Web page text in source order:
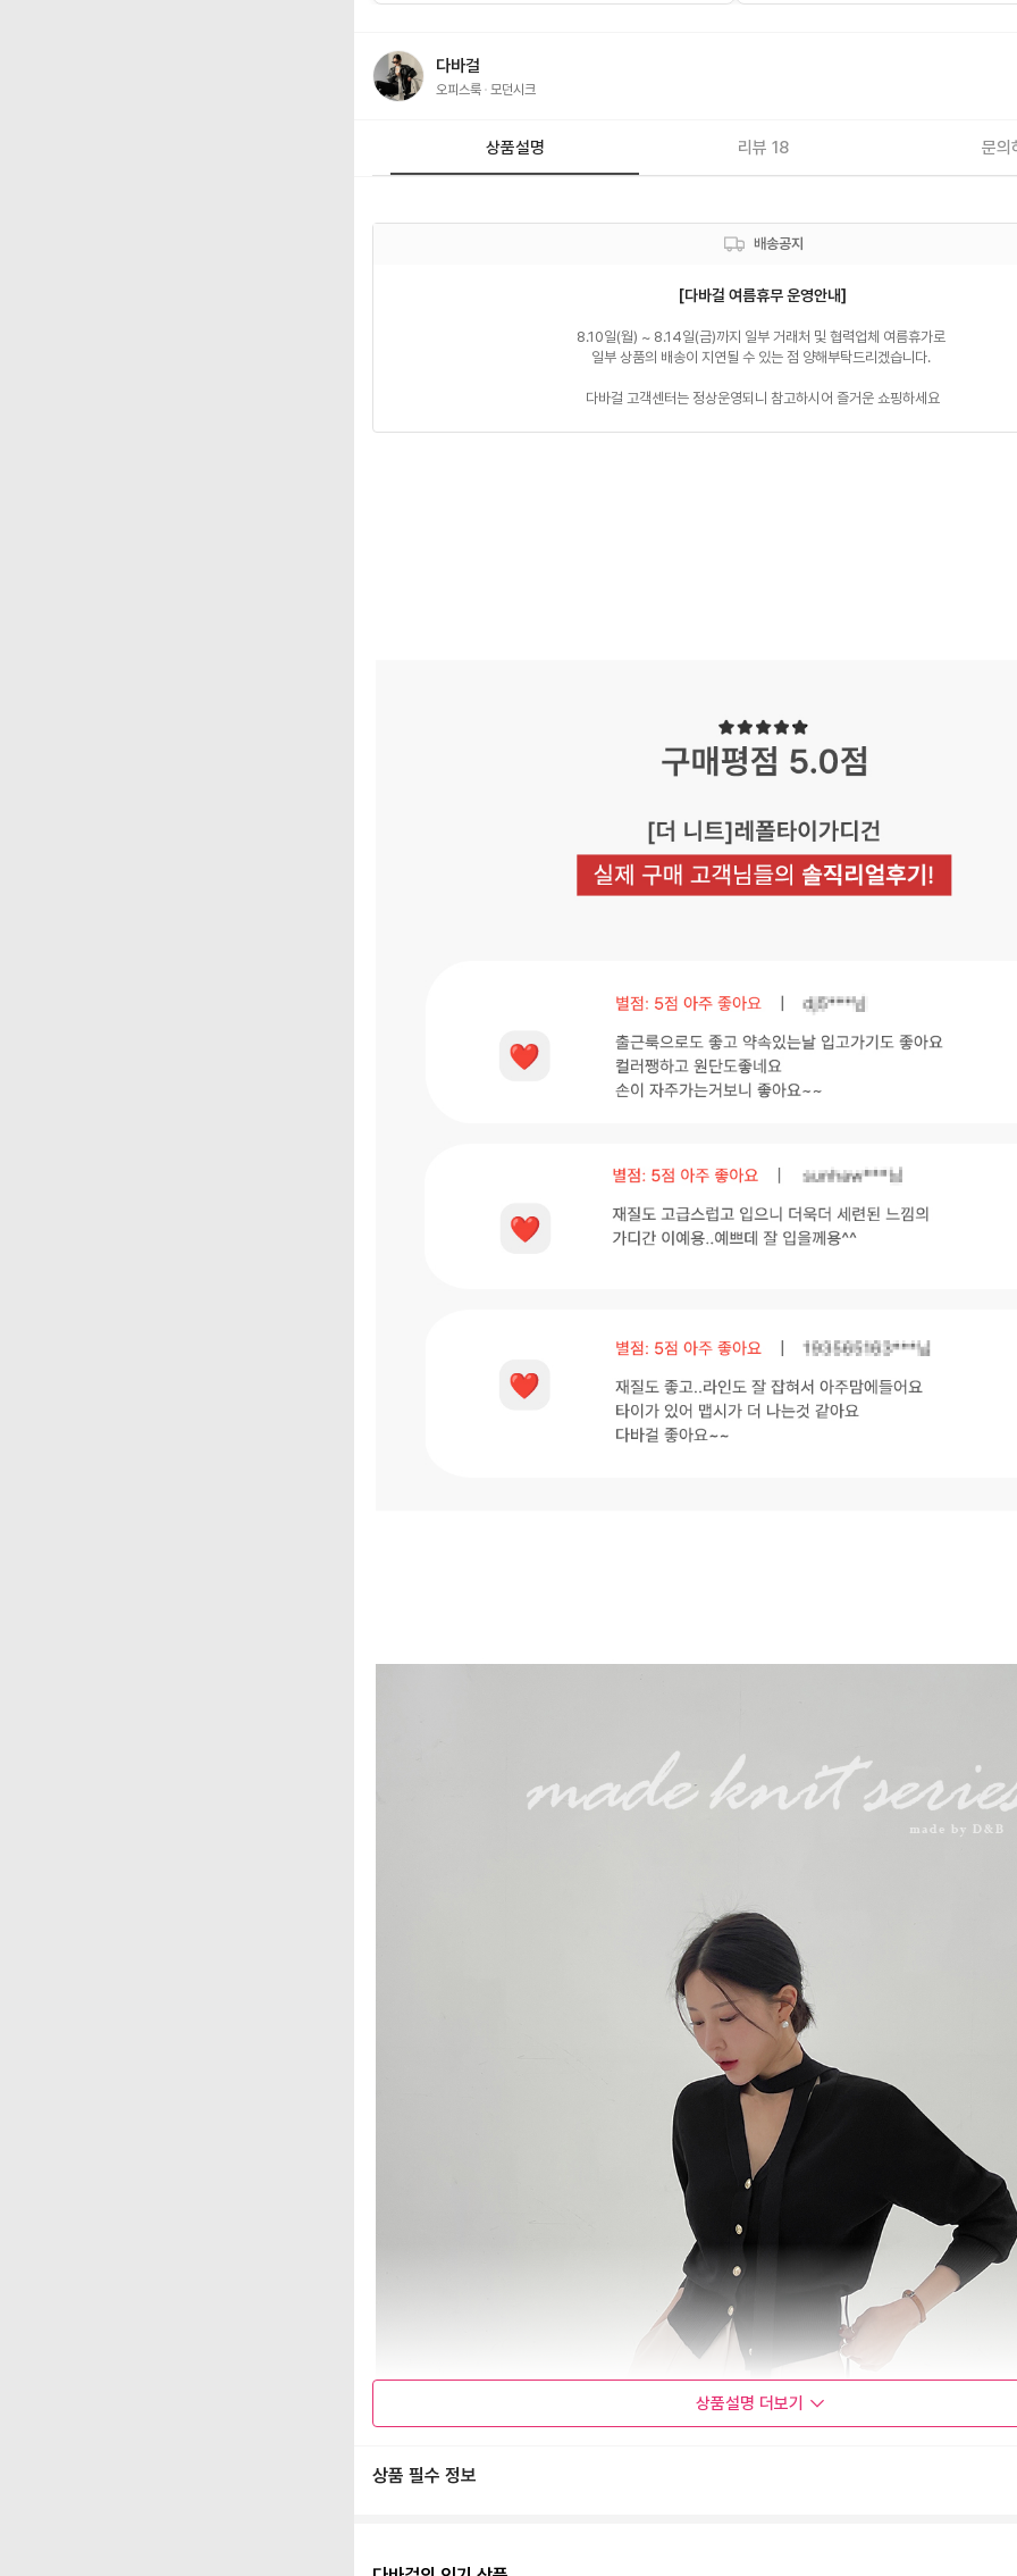
다바걸
오피스룩 모던시크
상품설명 리뷰 18 문의
배송공지
[다바걸 여름휴무 운영안내]
8.10일(월) ~ 8.14일(금)까지 일부 거래처 및 협력업체 여름휴가로
일부 상품의 배송이 지연될 수 있는 점 양해부탁드리겠습니다.
다바걸 고객센터는 정상운영되니 참고하시어 즐거운 쇼핑하세요
상품설명 더보기
상품 필수 정보